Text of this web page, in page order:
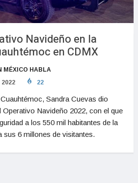
Navideño en la
en CDMX
MÉXICO HABLA
22
Sandra Cuevas dio
Navideño 2022, con el que
a los 550 mil habitantes de la
sus 6 millones de visitantes.